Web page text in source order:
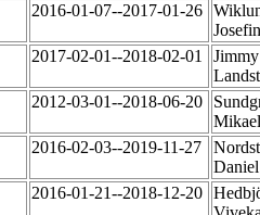
2016-01-07--2017-01-26
2017-02-01--2018-02-01
Jimmy
2012-03-01--2018-06-20
2016-02-03--2019-11-27
2016-01-21--2018-12-20